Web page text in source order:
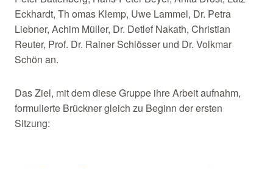
Eckhardt, Th omas Klemp, Uwe Lammel, Dr. Petra
Liebner, Achim Müller, Dr. Detlef Nakath, Christian
Reuter, Prof. Dr. Rainer Schlösser und Dr. Volkmar
Schön an.
Das Ziel, mit dem diese Gruppe ihre Arbeit aufnahm,
formulierte Brückner gleich zu Beginn der ersten
Sitzung: